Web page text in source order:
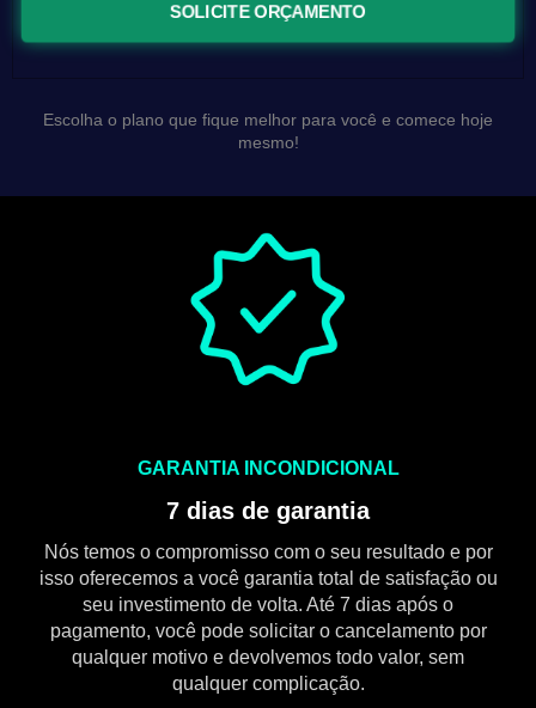
SOLICITE ORÇAMENTO
Escolha o plano que fique melhor para você e comece hoje
mesmo!
GARANTIA INCONDICIONAL
7 dias de garantia
Nós temos o compromisso com o seu resultado e por
isso oferecemos a você garantia total de satisfação ou
seu investimento de volta. Até 7 dias após o
pagamento, você pode solicitar o cancelamento por
qualquer motivo e devolvemos todo valor, sem
qualquer complicação.